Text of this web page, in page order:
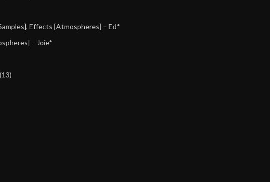
Effects [Atmospheres] – Ed*
– Joie*